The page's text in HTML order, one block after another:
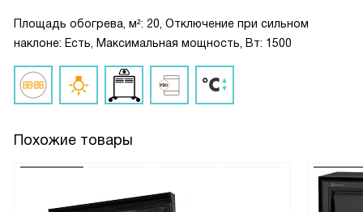
Площадь обогрева, м²: 20, Отключение при сильном
наклоне: Есть, Максимальная мощность, Вт: 1500
Похожие товары